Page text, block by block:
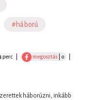
#háború
perc megosztás | 0
háborúzni, inkább